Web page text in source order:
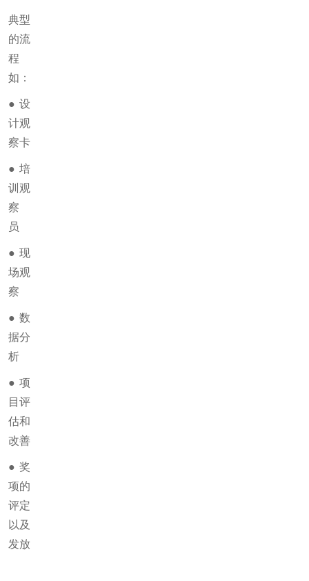
典型
的流
程
如：
● 设
计观
察卡
● 培
训观
察
员
● 现
场观
察
● 数
据分
析
● 项
目评
估和
改善
●奖
项的
评定
以及
发放